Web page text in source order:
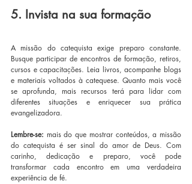
5. Invista na sua formação
A missão do catequista exige preparo constante.
Busque participar de encontros de formação, retiros,
cursos e capacitações. Leia livros, acompanhe blogs
e materiais voltados à catequese. Quanto mais você
se aprofunda, mais recursos terá para lidar com
diferentes situações e enriquecer sua prática
evangelizadora.
Lembre-se: mais do que mostrar conteúdos, a missão
do catequista é ser sinal do amor de Deus. Com
carinho, dedicação e preparo, você pode
transformar cada encontro em uma verdadeira
experiência de fé.